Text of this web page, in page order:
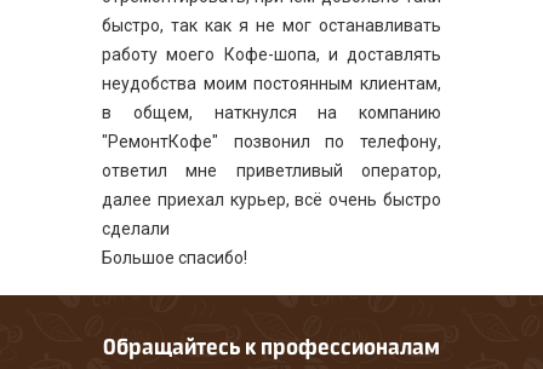
быстро, так как я не мог останавливать
работу моего Кофе-шопа, и доставлять
неудобства моим постоянным клиентам,
в общем, наткнулся на компанию
"РемонтКофе" позвонил по телефону,
ответил мне приветливый оператор,
далее приехал курьер, всё очень быстро
сделали
Большое спасибо!
Обращайтесь к профессионалам